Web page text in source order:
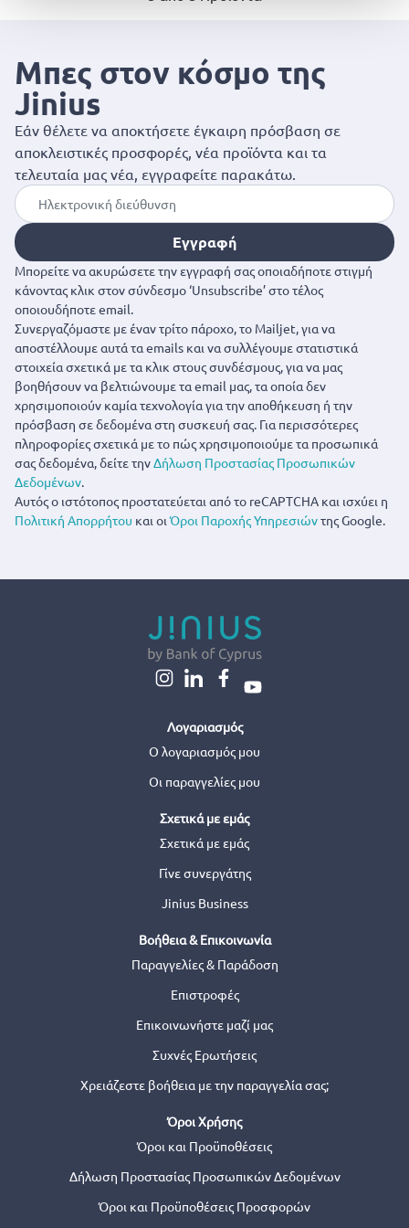
Μπες στον κόσμο της
Jinius
Εάν θέλετε να αποκτήσετε έγκαιρη πρόσβαση σε
αποκλειστικές προσφορές, νέα προϊόντα και τα
τελευταία μας νέα, εγγραφείτε παρακάτω.
Εγγραφή
Μπορείτε να ακυρώσετε την εγγραφή σας οποιαδήποτε στιγμή
κάνοντας κλικ στον σύνδεσμο ‘Unsubscribe’ στο τέλος
οποιουδήποτε email.
Συνεργαζόμαστε με έναν τρίτο πάροχο, το Mailjet, για να
αποστέλλουμε αυτά τα emails και να συλλέγουμε στατιστικά
στοιχεία σχετικά με τα κλικ στους συνδέσμους, για να μας
βοηθήσουν να βελτιώνουμε τα email μας, τα οποία δεν
χρησιμοποιούν καμία τεχνολογία για την αποθήκευση ή την
πρόσβαση σε δεδομένα στη συσκευή σας. Για περισσότερες
πληροφορίες σχετικά με το πώς χρησιμοποιούμε τα προσωπικά
σας δεδομένα, δείτε τηνΔήλωση Προστασίας Προσωπικών
Δεδομένων.
Αυτός ο ιστότοπος προστατεύεται από το reCAPTCHA και ισχύει η
Πολιτική Απορρήτου και οιΌροι Παροχής Υπηρεσιώντης Google.
Λογαριασμός
Ο λογαριασμός μου
Οι παραγγελίες μου
Σχετικά με εμάς
Σχετικά με εμάς
Γίνε συνεργάτης
Jinius Business
Βοήθεια & Επικοινωνία
Παραγγελίες & Παράδοση
Επιστροφές
Επικοινωνήστε μαζί μας
Συχνές Ερωτήσεις
Χρειάζεστε βοήθεια με την παραγγελία σας;
Όροι Χρήσης
Όροι και Προϋποθέσεις
Δήλωση Προστασίας Προσωπικών Δεδομένων
Όροι και Προϋποθέσεις Προσφορών